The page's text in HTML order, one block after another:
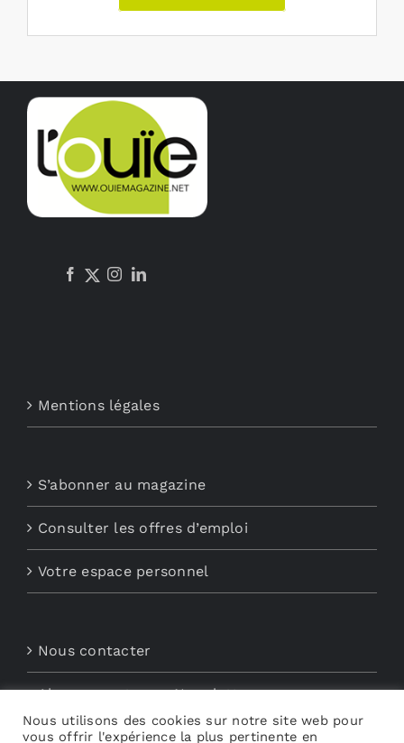
Mentions légales
S’abonner au magazine
Consulter les offres d’emploi
Votre espace personnel
Nous contacter
Abonnements aux Newsletters
Découvrez My Audio
Nous utilisons des cookies sur notre site web pour
vous offrir l'expérience la plus pertinente en